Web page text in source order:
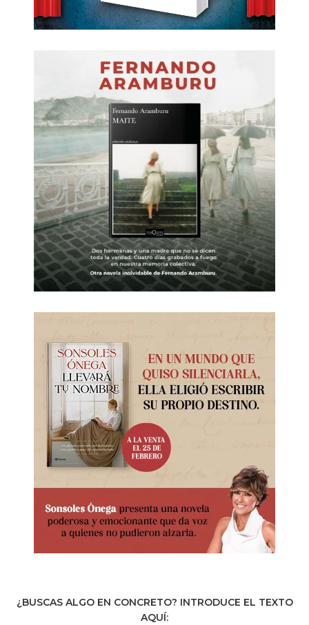
¿BUSCAS ALGO EN CONCRETO? INTRODUCE EL TEXTO
AQUÍ: